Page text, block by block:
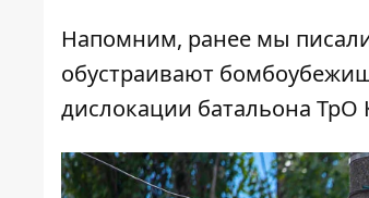
Напомним, ранее мы
обустраивают
дислокации батальона ТрО